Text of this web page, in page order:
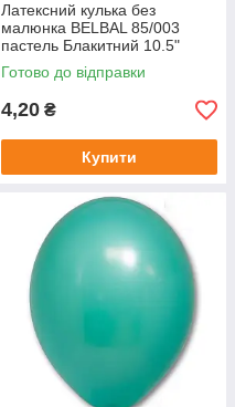
Латексний кулька без
малюнка BELBAL 85/003
пастель Блакитний 10.5"
27см
Готово до відправки
4,20 ₴
Купити